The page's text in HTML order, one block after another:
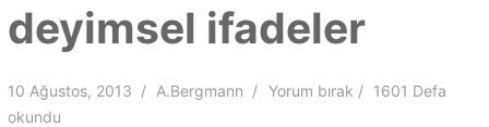
deyimsel ifadeler
10 Ağustos, 2013 A.Bergmann Yorum bırak
1601 Defa
okundu